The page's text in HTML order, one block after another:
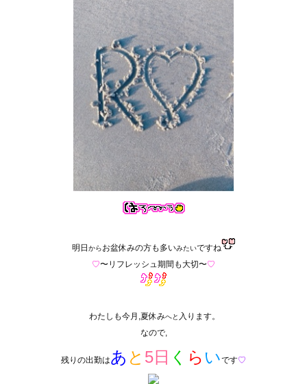
明日からお盆休みの方も多いみたいですね
♡〜リフレッシュ期間も大切〜♡
わたしも今月,夏休みへと 入ります。
なので,
残りの出勤はあ と 5日 く ら いです♡